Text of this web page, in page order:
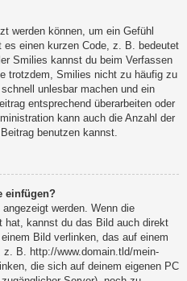
werden können, um ein Gefühl
einen kurzen Code, z. B. bedeutet
Smilies kannst du beim Verfassen
trotzdem, Smilies nicht zu häufig zu
unlesbar machen und ein
entsprechend überarbeiten oder
kann auch die Anzahl der
benutzen kannst.
einfügen?
werden. Wenn die
hat, kannst du das Bild auch direkt
Bild verlinken, das auf einem
B. http://www.domain.tld/mein-
die sich auf deinem eigenen PC